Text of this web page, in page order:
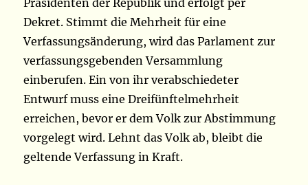
Präsidenten der Republik und erfolgt per
Dekret. Stimmt die Mehrheit für eine
Verfassungsänderung, wird das Parlament zur
verfassungsgebenden Versammlung
einberufen. Ein von ihr verabschiedeter
Entwurf muss eine Dreifünftelmehrheit
erreichen, bevor er dem Volk zur Abstimmung
vorgelegt wird. Lehnt das Volk ab, bleibt die
geltende Verfassung in Kraft.